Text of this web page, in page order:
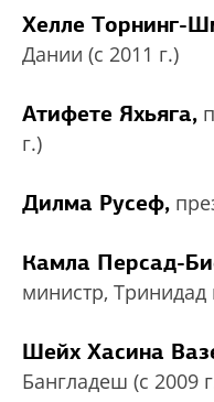
Хелле Торнинг-
Дании (с 2011 г.)
Атифете Яхьяга,
г.)
Дилма Русеф,
Камла Персад-
министр, Тринидад
Шейх Хасина
Бангладеш (с 2009